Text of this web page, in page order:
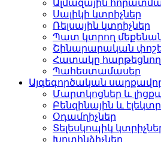
Ալմազային
Սալիկի կտրիչներ
Ռելսային կտրիչներ
Պատ կտրող
Շինարարական
Հատակը հարթեցնող
Պահեստամասեր
Այգեգործական
Մարտկոցներ և
Բենզինային և
Օդամղիչներ
Տելեսկոպիկ
Խոտհնձիչներ